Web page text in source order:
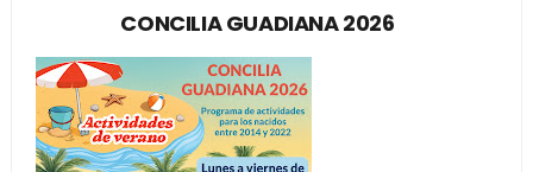
CONCILIA GUADIANA 2026